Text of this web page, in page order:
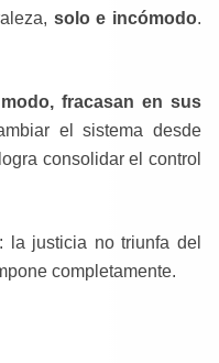
solo e incómodo.
fracasan en sus
el sistema desde
consolidar el control
: la justicia no triunfa del
completamente.